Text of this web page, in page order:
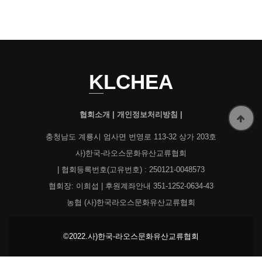
KLCHEA
협회소개 개인정보처리방침
충청남도 계룡시 엄사면 번영로 113-32 상가 203호
사)한국-라오스문화유산교류협회
| 협회등록번호(고유번호) : 250121-0048573
협회장: 이희섭 | 후원계좌안내 351-1252-0634-43
농협 (사)한국라오스문화유산교류협회
©2022.사)한국-라오스문화유산교류협회